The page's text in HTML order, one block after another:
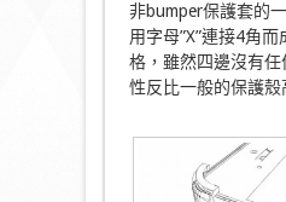
非bumper保護套的
用字母”X”連接4角
格，雖然四邊沒有
性反比一般的保護殼